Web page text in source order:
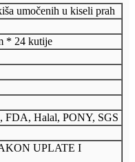
umočenih u kiseli prah
* 24 kutije
FDA, Halal, PONY, SGS
UPLATE I